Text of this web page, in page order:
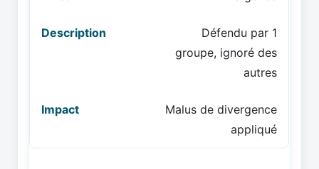
Défendu par 1
groupe, ignoré des
autres
Malus de divergence
appliqué